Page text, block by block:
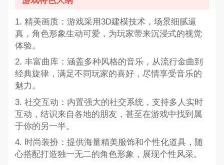
1. 精美画质：游戏采用3D建模技术，场景细腻逼
真，角色形象生动可爱，为玩家带来沉浸式的视觉
体验。
2. 丰富曲库：涵盖多种风格的音乐，从流行金曲到
经典旋律，满足不同玩家的喜好，尽情享受音乐的
魅力。
3. 社交互动：内置强大的社交系统，支持多人实时
互动，结识来自各地的朋友，甚至在游戏中找到属
于你的另一半。
4. 时尚装扮：提供海量精美服饰和个性化道具，随
心搭配打造独一无二的角色形象，展现个性风采。